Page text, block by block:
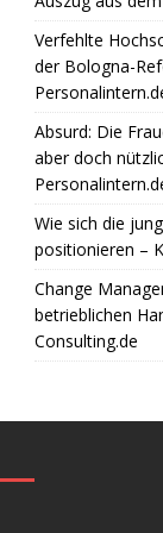
Verfehlte
der Bologna-
Absurd: Die
aber doch
Wie sich die
positionieren –
Change
betrieblichen
Consulting.de